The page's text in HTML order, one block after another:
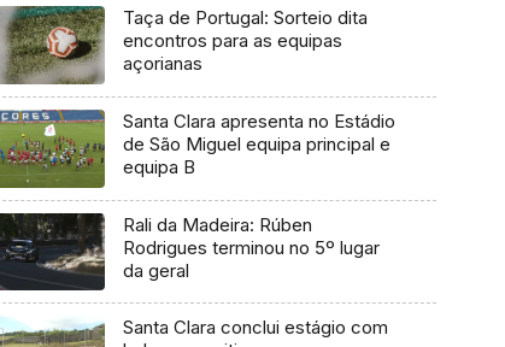
Taça de Portugal: Sorteio dita
encontros para as equipas
açorianas
Santa Clara apresenta no Estádio
de São Miguel equipa principal e
equipa B
Rali da Madeira: Rúben
Rodrigues terminou no 5º lugar
da geral
Santa Clara conclui estágio com